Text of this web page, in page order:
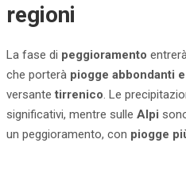
regioni
La fase di peggioramento
che porterà piogge abbondanti
versantetirrenico. Le
significativi, mentre sulle Alpi
un peggioramento, con piogge